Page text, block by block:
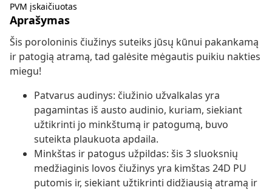
PVM įskaičiuotas
Aprašymas
Šis poroloninis čiužinys suteiks jūsų kūnui pakankamą
ir patogią atramą, tad galėsite mėgautis puikiu nakties
miegu!
Patvarus audinys: čiužinio užvalkalas yra
pagamintas iš austo audinio, kuriam, siekiant
užtikrinti jo minkštumą ir patogumą, buvo
suteikta plaukuota apdaila.
Minkštas ir patogus užpildas: šis 3 sluoksnių
medžiaginis lovos čiužinys yra kimštas 24D PU
putomis ir, siekiant užtikrinti didžiausią atramą ir